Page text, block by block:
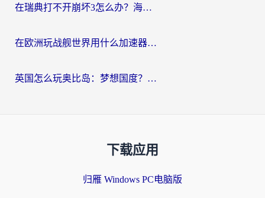
在瑞典打不开崩坏3怎么办？海外玩家亲测有效的国服游戏加速指南
在欧洲玩战舰世界用什么加速器比较好用？老玩家亲测有效的低延迟方案
英国怎么玩奥比岛：梦想国度？海外党不卡攻略+加速器选择秘籍
下载应用
归雁 Windows PC电脑版